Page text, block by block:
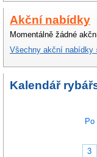
Akční nabídky
Momentálně žádné
Všechny akční nabídky
Kalendář
Po
3